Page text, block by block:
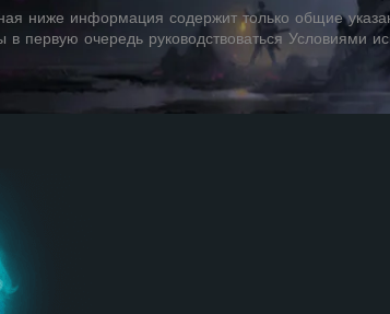
ниже информация содержит только общие
в первую очередь руководствоваться Условиями